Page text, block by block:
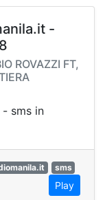
-
ROVAZZI FT,
sms in
sms
Play